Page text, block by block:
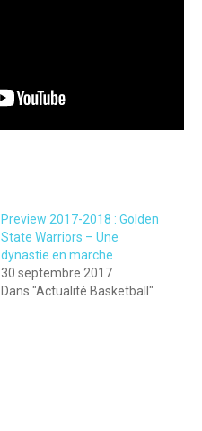
Preview 2017-2018 : Golden
State Warriors – Une
dynastie en marche
30 septembre 2017
Dans "Actualité Basketball"